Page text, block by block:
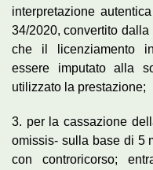
interpretazione
34/2020, convertito
che il licenziamento
essere imputato alla
utilizzato la prestazione;
3. per la cassazione
omissis- sulla base di 5
con controricorso;